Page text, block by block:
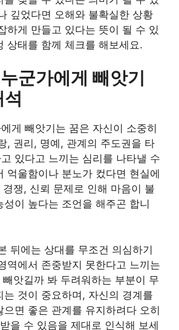
깊었다면 오해와 불확실한 상황
하게 만들고 있다는 뜻이 될 수 있
상태를 함께 체크를 해보세요.
군가에게 빼앗기
게 빼앗기는 꿈은 자신이 소중히
, 권리, 명예, 관계의 주도권을 타
있다고 느끼는 심리를 나타낼 수
억울함이나 분노가 컸다면 현실에
쟁, 신뢰 문제로 인해 마음이 불
성이 높다는 조언을 해주곤 합니
뒤에는 상대를 무조건 의심하기
역에서 존중받지 못한다고 느끼는
앗길까 봐 두려워하는 부분이 무
는 것이 중요하며, 자신의 경계를
으면 좋은 관계를 유지하려다 오히
을 수 있음을 제대로 인식해 보세